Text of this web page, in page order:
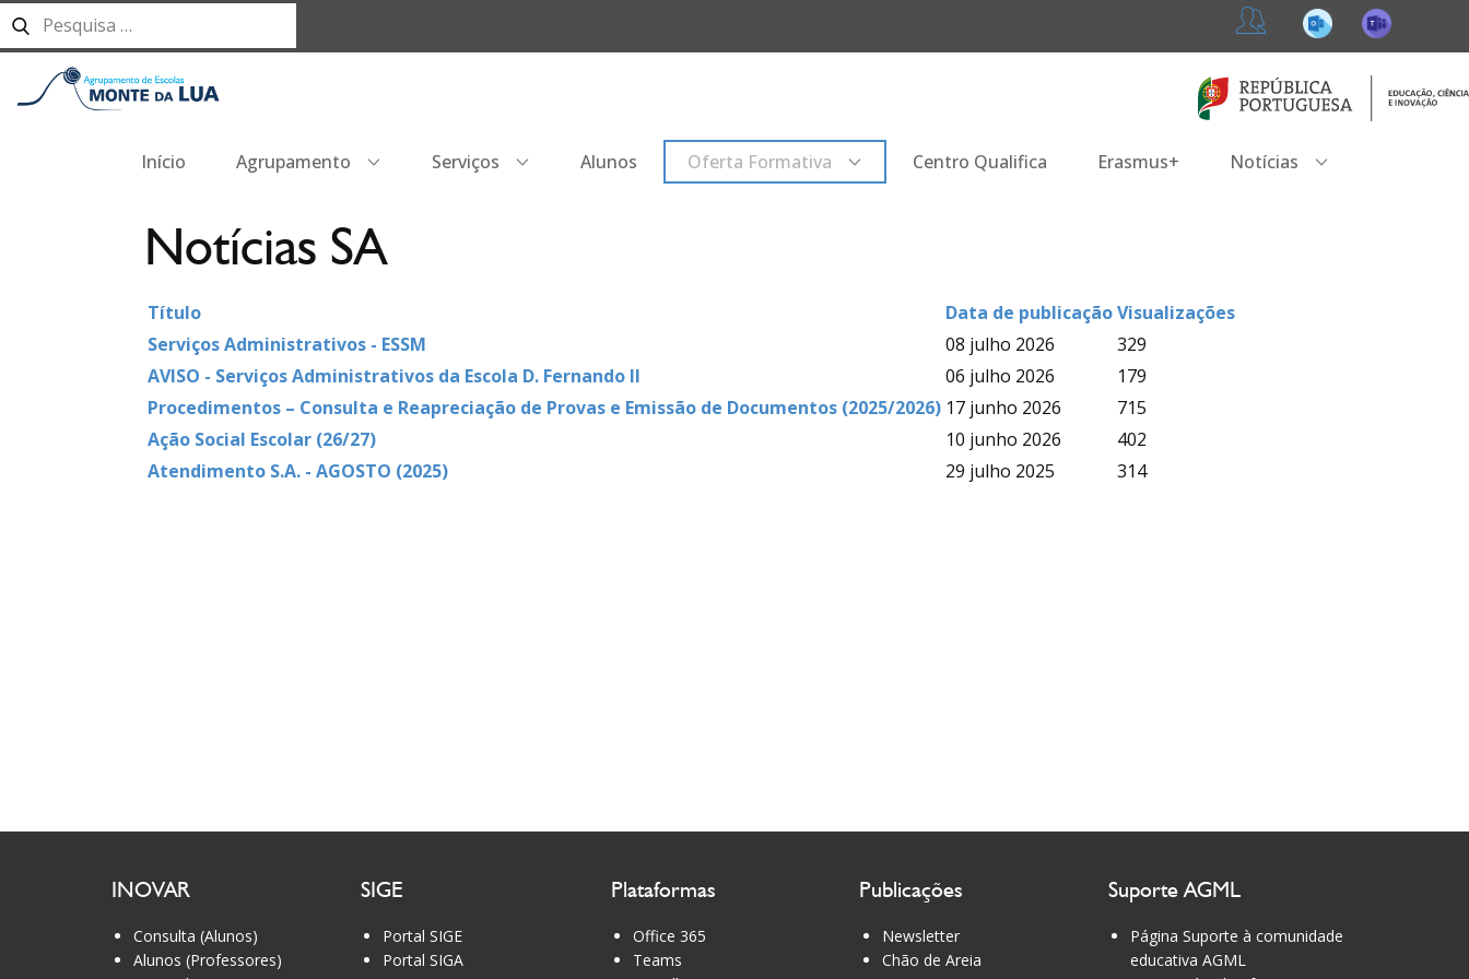
Professores
365
Início Agrupamento Serviços Alunos Oferta Formativa Centro Qualifica Erasmus+ Notícias
Notícias SA
Título Data de publicaçãoVisualizações
Serviços Administrativos - ESSM
08 julho 2026
329
AVISO - Serviços Administrativos da Escola D. Fernando II
06 julho 2026
179
Procedimentos – Consulta e Reapreciação de Provas e Emissão de Documentos (2025/2026) 17 junho 2026
715
Ação Social Escolar (26/27)
10 junho 2026
402
Atendimento S.A. - AGOSTO (2025)
29 julho 2025 314
INOVAR
Consulta (Alunos)
Alunos (Professores)
SIGE
Portal SIGE
Portal SIGA
Plataformas
Office 365
Teams
Publicações
Newsletter
Chão de Areia
Suporte AGML
Página Suporte à comunidade
educativa AGML